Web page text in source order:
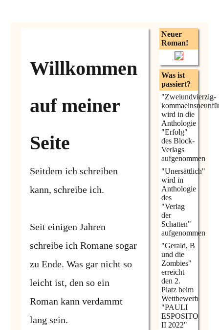
Willkommen
auf meiner
Seite
Seitdem ich schreiben
kann, schreibe ich.
Seit einigen Jahren
schreibe ich Romane sogar
zu Ende. Was gar nicht so
leicht ist, den so ein
Roman kann verdammt
lang sein.
Neuer
Roman!
Was ist
passiert?
"Zweiundvierzig-
wird in die
Anthologie
"Erfolg"
des Block-
Verlags
aufgenommen
"Unersättlich"
wird in
Anthologie
des
"Verlag
der
Schatten"
aufgenommen
"Gerald, B
und die
Zombies"
erreicht
den 2.
Platz beim
Wettbewerb
"PAULI
ESPOSITO
II 2022"